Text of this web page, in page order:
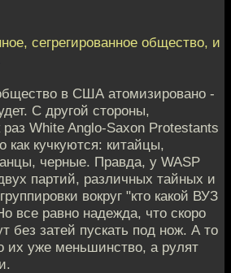
сегрегированное общество, и
в США атомизировано -
С другой стороны,
White Anglo-Saxon Protestants
как кучкуются: китайцы,
черные. Правда, у WASP
партий, различных тайных и
вокруг "кто какой ВУЗ
все равно надежда, что скоро
без затей пускать под нож. А то
их уже меньшинство, а рулят